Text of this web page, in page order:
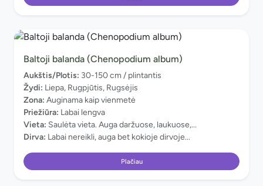
Baltoji balanda (Chenopodium album)
Aukštis/Plotis: 30-150 cm / plintantis
Žydi: Liepa, Rugpjūtis, Rugsėjis
Zona: Auginama kaip vienmetė
Priežiūra: Labai lengva
Vieta: Saulėta vieta. Auga daržuose, laukuose,...
Dirva: Labai nereikli, auga bet kokioje dirvoje...
Plačiau